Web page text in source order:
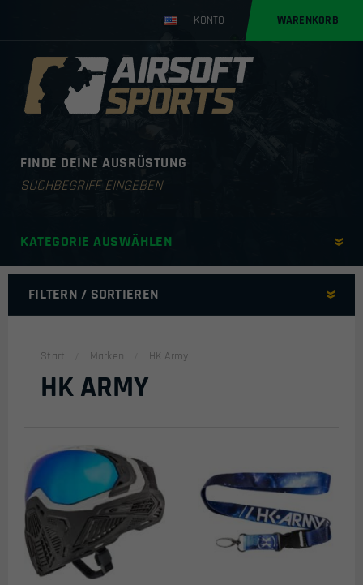
KONTO WARENKORB
FINDE DEINE AUSRÜSTUNG
Products
KATEGORIE AUSWÄHLEN
FILTERN / SORTIEREN
Preis
Start Marken HK Army
HK ARMY